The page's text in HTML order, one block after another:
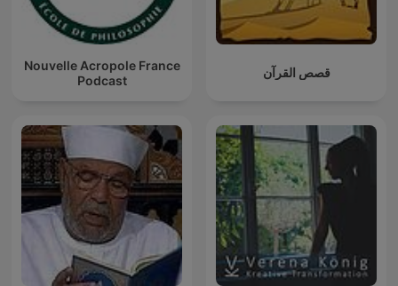
Nouvelle Acropole France
Podcast
قصص القرآن